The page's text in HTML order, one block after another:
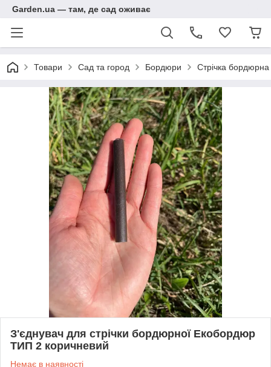
Garden.ua — там, де сад оживає
Товари Сад та город Бордюри Стрічка бордюрна
З'єднувач для стрічки бордюрної Екобордюр
ТИП 2 коричневий
Немає в наявності